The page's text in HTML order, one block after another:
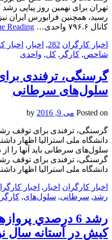
کانال ۷۹۶.۶ واحدی…
Reading
اخبار کارگران 282
, اخبار , اخبار
شاخص, کارگر , کل, واحدی
گرسنگی، ترفندی
سلول‌های سرطانی
Posted on می 9, 2016
گرسنگی، ترفندی برای توقف
دانشگاه ملی استرالیا اظهار
سلول‌های سرطانی باید آنها را
گرسنگی، ترفندی برای توقف
دانشگاه ملی استرالیا اظهار
اخبار کارگران اخبار , اخبار
رشد, سرطانی, سلول‌های, کارگر
رشد 6 درصدي
كيش در آستانه سال